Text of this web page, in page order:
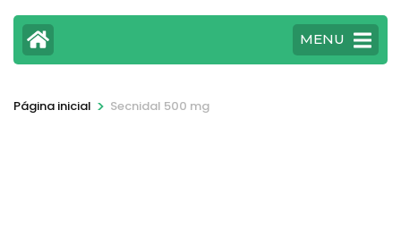
MENU
Página inicial > Secnidal 500 mg